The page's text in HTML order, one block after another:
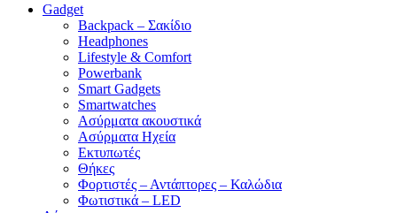
Gadget
Backpack – Σακίδιο
Headphones
Lifestyle & Comfort
Powerbank
Smart Gadgets
Smartwatches
Ασύρματα ακουστικά
Ασύρματα Ηχεία
Εκτυπωτές
Θήκες
Φορτιστές – Αντάπτορες – Καλώδια
Φωτιστικά – LED